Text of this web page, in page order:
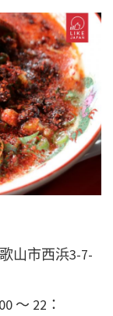
山市西浜3-7-
～ 22：